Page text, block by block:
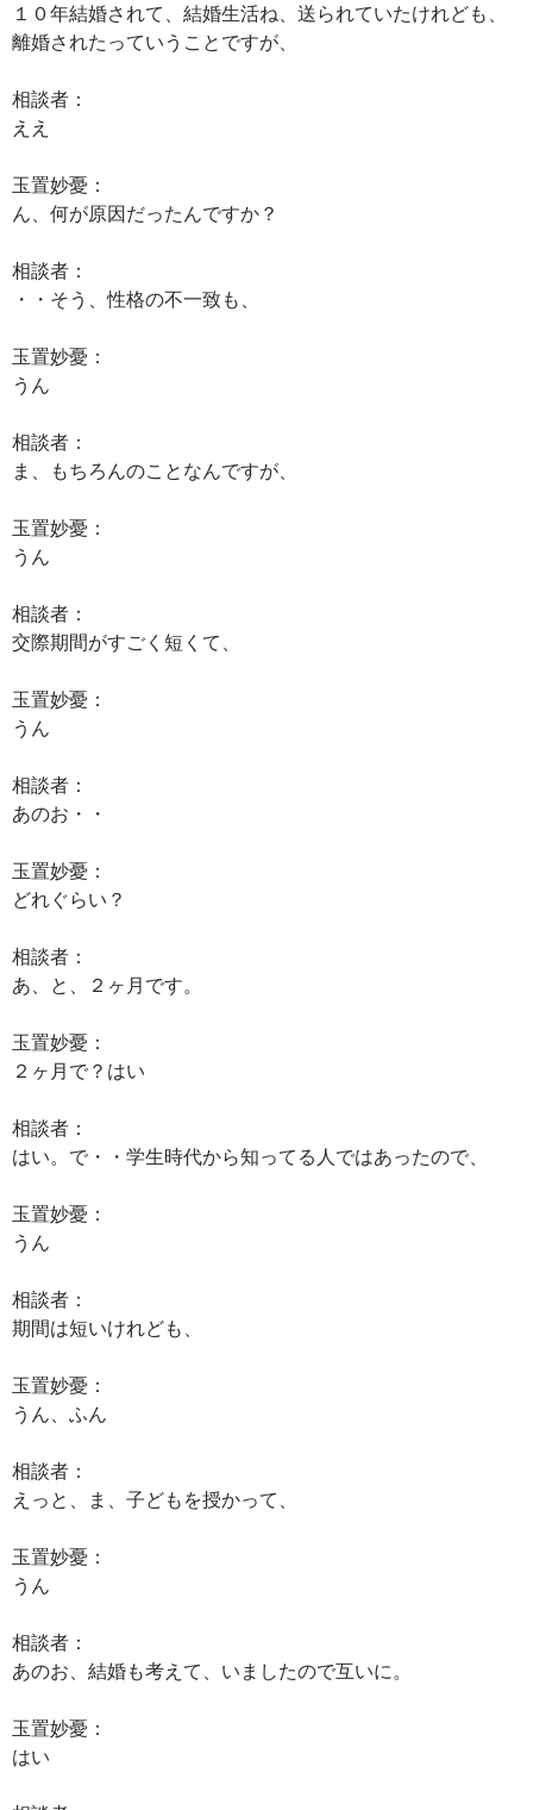
１０年結婚されて、結婚生活ね、送られていたけれども、
離婚されたっていうことですが、
相談者：
ええ
玉置妙憂：
ん、何が原因だったんですか？
相談者：
・・そう、性格の不一致も、
玉置妙憂：
うん
相談者：
ま、もちろんのことなんですが、
玉置妙憂：
うん
相談者：
交際期間がすごく短くて、
玉置妙憂：
うん
相談者：
あのお・・
玉置妙憂：
どれぐらい？
相談者：
あ、と、２ヶ月です。
玉置妙憂：
２ヶ月で？はい
相談者：
はい。で・・学生時代から知ってる人ではあったので、
玉置妙憂：
うん
相談者：
期間は短いけれども、
玉置妙憂：
うん、ふん
相談者：
えっと、ま、子どもを授かって、
玉置妙憂：
うん
相談者：
あのお、結婚も考えて、いましたので互いに。
玉置妙憂：
はい